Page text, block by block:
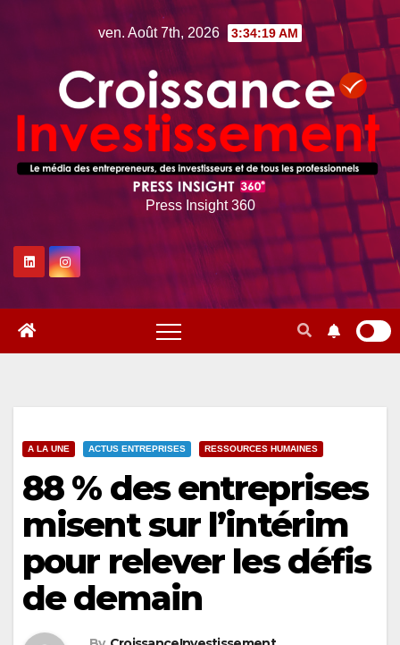
ven. Août 7th, 2026 3:34:20 AM
Press Insight 360
A LA UNE ACTUS ENTREPRISES RESSOURCES HUMAINES
88 % des entreprises
misent sur l’intérim
pour relever les défis
de demain